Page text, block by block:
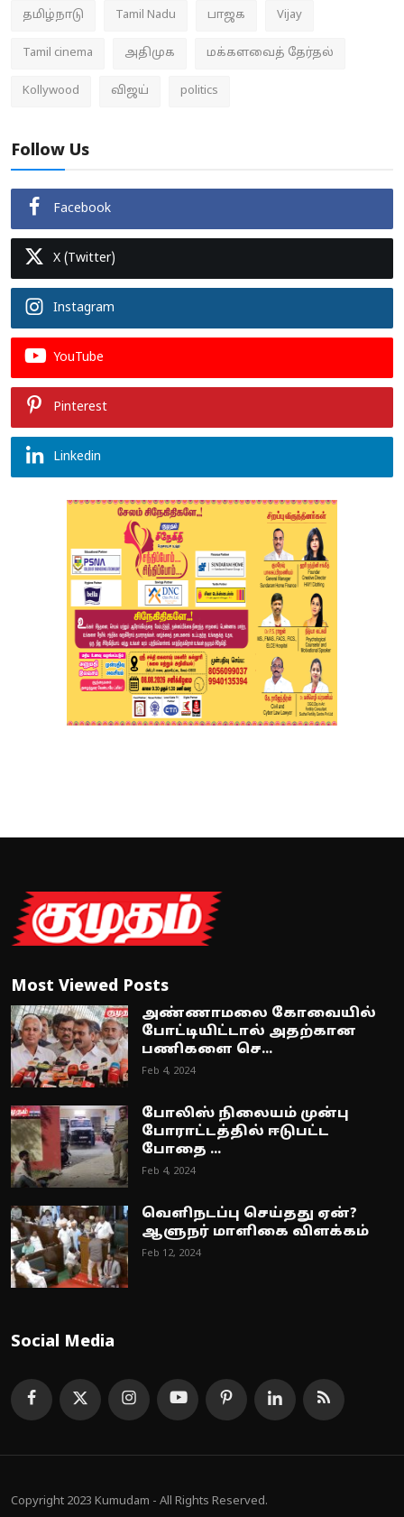
தமிழ்நாடு Tamil Nadu பாஜக Vijay
Tamil cinema அதிமுக மக்களவைத் தேர்தல்
Kollywood விஜய் politics
Follow Us
Facebook
X (Twitter)
Instagram
YouTube
Pinterest
Linkedin
Most Viewed Posts
அண்ணாமலை கோவையில்
போட்டியிட்டால் அதற்கான
பணிகளை செ...
Feb 4, 2024
போலிஸ் நிலையம் முன்பு
போராட்டத்தில் ஈடுபட்ட
போதை ...
Feb 4, 2024
வெளிநடப்பு செய்தது ஏன்?
ஆளுநர் மாளிகை விளக்கம்
Feb 12, 2024
Social Media
Copyright 2023 Kumudam - All Rights Reserved.